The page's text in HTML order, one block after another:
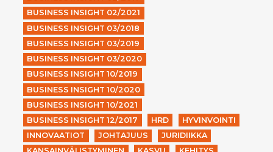
BUSINESS INSIGHT 02/2021
BUSINESS INSIGHT 03/2018
BUSINESS INSIGHT 03/2019
BUSINESS INSIGHT 03/2020
BUSINESS INSIGHT 10/2019
BUSINESS INSIGHT 10/2020
BUSINESS INSIGHT 10/2021
BUSINESS INSIGHT 12/2017
HRD
HYVINVOINTI
INNOVAATIOT
JOHTAJUUS
JURIDIIKKA